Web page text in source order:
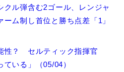
クル弾含む2ゴール、レンジャ
ム制し首位と勝ち点差「1」
性？ セルティック指揮官
ている」（05/04）